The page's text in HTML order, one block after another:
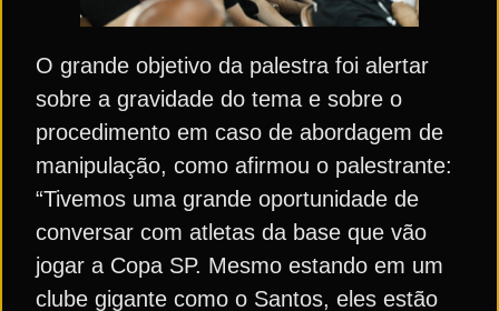
O grande objetivo da palestra foi alertar
sobre a gravidade do tema e sobre o
procedimento em caso de abordagem de
manipulação, como afirmou o palestrante:
“Tivemos uma grande oportunidade de
conversar com atletas da base que vão
jogar a Copa SP. Mesmo estando em um
clube gigante como o Santos, eles estão